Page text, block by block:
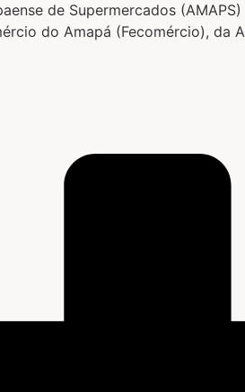
de Supermercados
do Amapá (Fecomércio), da